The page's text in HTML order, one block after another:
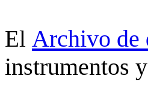
El Archivo de
instrumentos